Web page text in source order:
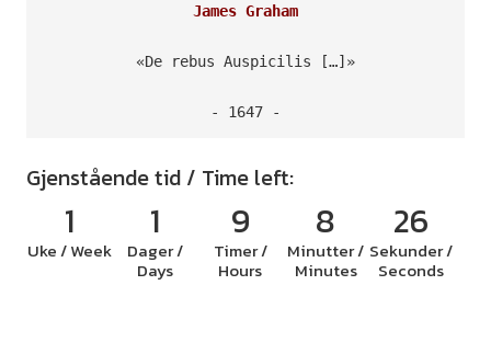
James Graham
«De rebus Auspicilis […]»
- 1647 -
Gjenstående tid / Time left:
1
Uke / Week
1
Dager /
Days
9
Timer /
Hours
8
Minutter /
Minutes
25
Sekunder /
Seconds